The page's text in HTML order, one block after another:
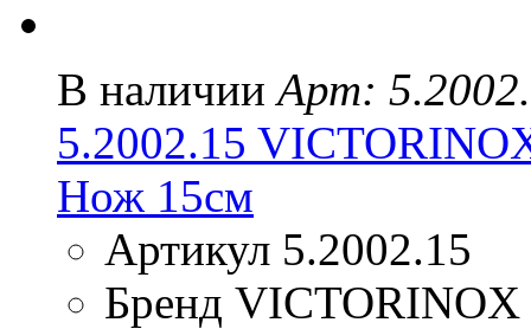
В наличии Арт:
5.2002.15
Нож 15см
Артикул 5.2002.15
Бренд VICTORINOX